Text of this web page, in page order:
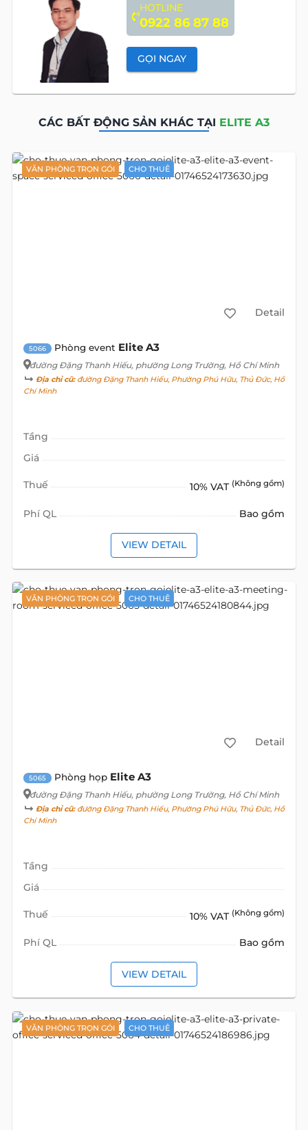
HOTLINE
0922 86 87 88
GỌI NGAY
CÁC BẤT ĐỘNG SẢN KHÁC TẠI ELITE A3
VĂN PHÒNG TRỌN GÓI CHO THUÊ
Detail
5066 Phòng event Elite A3
đường Đặng Thanh Hiếu, phường Long Trường, Hồ Chí Minh
Địa chỉ cũ:đường Đặng Thanh Hiếu, Phường Phú Hữu, Thủ Đức, Hồ
Chí Minh
Tầng
Giá
Thuế 10% VAT (Không gồm)
Phí QL Bao gồm
VIEW DETAIL
VĂN PHÒNG TRỌN GÓI CHO THUÊ
Detail
5065 Phòng họp Elite A3
đường Đặng Thanh Hiếu, phường Long Trường, Hồ Chí Minh
Địa chỉ cũ:đường Đặng Thanh Hiếu, Phường Phú Hữu, Thủ Đức, Hồ
Chí Minh
Tầng
Giá
Thuế 10% VAT (Không gồm)
Phí QL Bao gồm
VIEW DETAIL
VĂN PHÒNG TRỌN GÓI CHO THUÊ